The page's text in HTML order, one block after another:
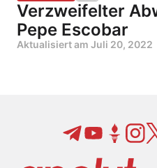
Verzweifelter
Pepe Escobar
Aktualisiert am Juli 20, 2022